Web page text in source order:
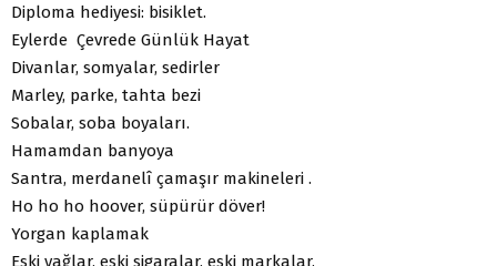
Diploma hediyesi: bisiklet.
Eylerde Çevrede Günlük Hayat
Divanlar, somyalar, sedirler
Marley, parke, tahta bezi
Sobalar, soba boyaları.
Hamamdan banyoya
Santra, merdanelî çamaşır makineleri .
Ho ho ho hoover, süpürür döver!
Yorgan kaplamak
Eski yağlar, eski sigaralar, eski markalar.